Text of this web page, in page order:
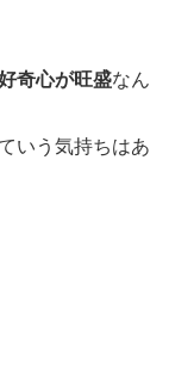
奇心が旺盛なん
いう気持ちはあ